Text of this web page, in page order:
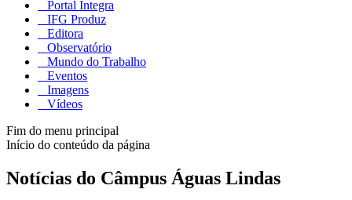
Portal Integra
IFG Produz
Editora
Observatório
Mundo do Trabalho
Eventos
Imagens
Vídeos
Fim do menu principal
Início do conteúdo da página
Notícias do Câmpus Águas Lindas